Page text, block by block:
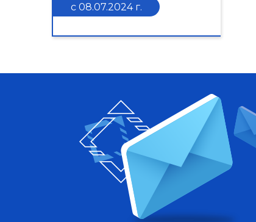
с 08.07.2024 г.